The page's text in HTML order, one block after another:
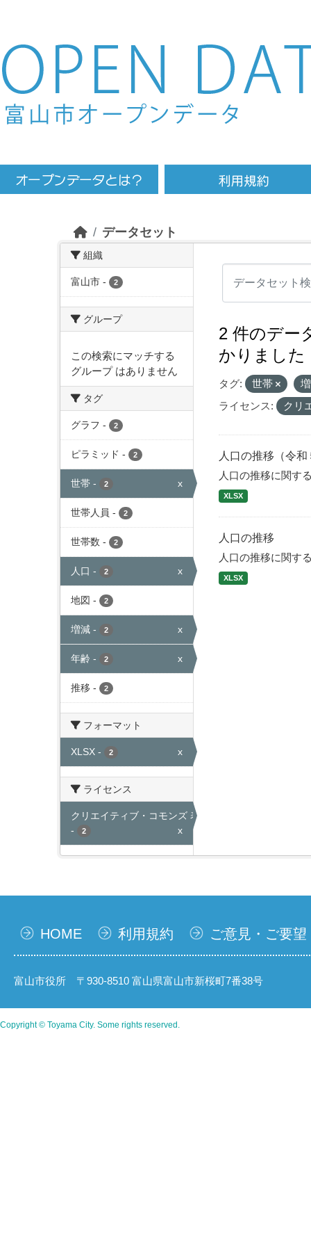
Skip to main content
データセット
組織
富山市 - 2
グループ
この検索にマッチする
グループ はありません
タグ
グラフ - 2
ピラミッド - 2
世帯 - 2 x
世帯人員 - 2
世帯数 - 2
人口 - 2 x
地図 - 2
増減 - 2 x
年齢 - 2 x
推移 - 2
フォーマット
XLSX - 2 x
ライセンス
クリエイティブ・コモンズ 表示
-
2 x
2 件のデー
かりました
タグ: 世帯
ライセンス:
クリ
人口の推移（令和
人口の推移に関す
XLSX
人口の推移
人口の推移に関す
XLSX
HOME 利用規約 ご意見・ご要望
富山市役所 〒930-8510 富山県富山市新桜町7番38号
Copyright © Toyama City. Some rights reserved.